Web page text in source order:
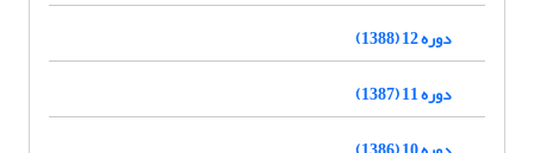
دوره 12 (1388)
دوره 11 (1387)